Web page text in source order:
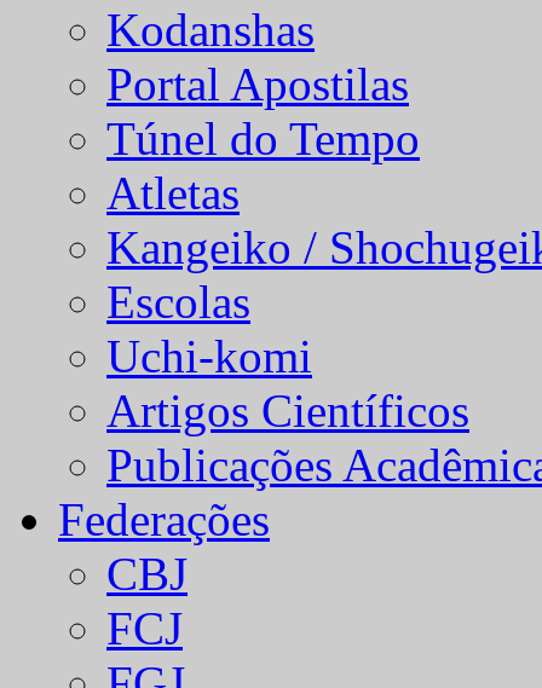
Kodanshas
Portal Apostilas
Túnel do Tempo
Atletas
Kangeiko /
Escolas
Uchi-komi
Artigos Científicos
Publicações
Federações
CBJ
FCJ